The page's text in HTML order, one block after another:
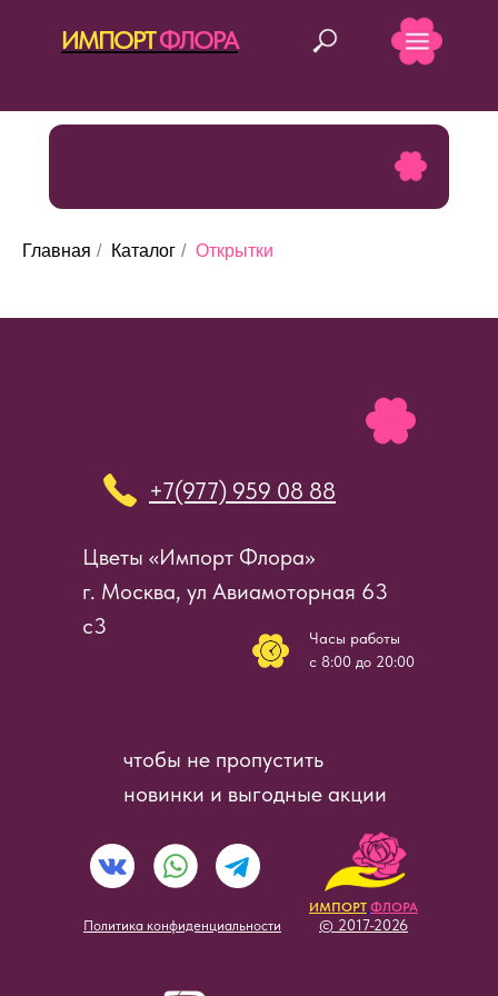
ИМПОРТФЛОРА
Главная / Каталог / Открытки
ИМПОРТ ФЛОРА
© 2017-2026
чтобы не пропустить
новинки и выгодные акции
+7(977) 959 08 88
Цветы «Импорт Флора»
г. Москва, ул Авиамоторная 63
с3
Часы работы
c 8:00 до 20:00
Политика конфиденциальности